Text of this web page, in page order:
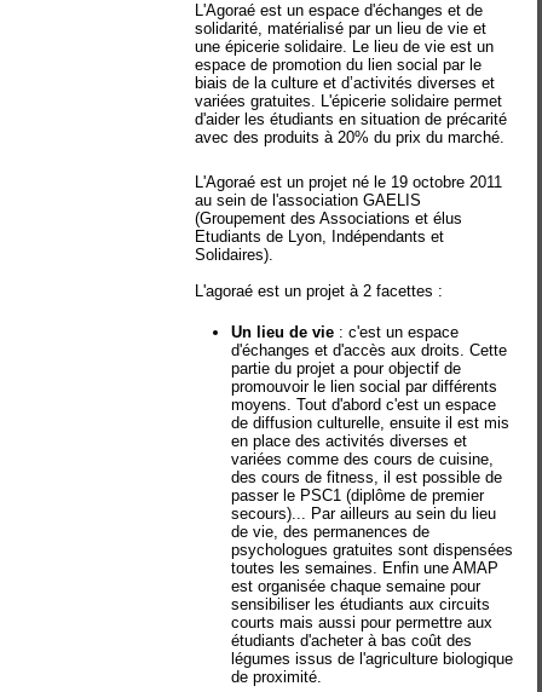
L'Agoraé est un espace d'échanges et de
solidarité, matérialisé par un lieu de vie et
une épicerie solidaire. Le lieu de vie est un
espace de promotion du lien social par le
biais de la culture et d’activités diverses et
variées gratuites. L'épicerie solidaire permet
d'aider les étudiants en situation de précarité
avec des produits à 20% du prix du marché.
L'Agoraé est un projet né le 19 octobre 2011
au sein de l'association GAELIS
(Groupement des Associations et élus
Etudiants de Lyon, Indépendants et
Solidaires).
L'agoraé est un projet à 2 facettes :
Un lieu de vie : c'est un espace
d'échanges et d'accès aux droits. Cette
partie du projet a pour objectif de
promouvoir le lien social par différents
moyens. Tout d'abord c'est un espace
de diffusion culturelle, ensuite il est mis
en place des activités diverses et
variées comme des cours de cuisine,
des cours de fitness, il est possible de
passer le PSC1 (diplôme de premier
secours)... Par ailleurs au sein du lieu
de vie, des permanences de
psychologues gratuites sont dispensées
toutes les semaines. Enfin une AMAP
est organisée chaque semaine pour
sensibiliser les étudiants aux circuits
courts mais aussi pour permettre aux
étudiants d'acheter à bas coût des
légumes issus de l'agriculture biologique
de proximité.